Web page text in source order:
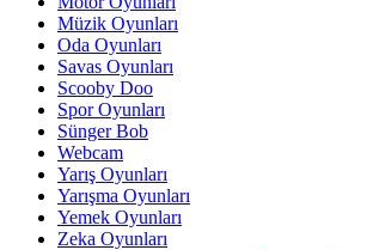
Müzik Oyunları
Oda Oyunları
Savas Oyunları
Scooby Doo
Spor Oyunları
Sünger Bob
Webcam
Yarış Oyunları
Yarışma Oyunları
Yemek Oyunları
Zeka Oyunları